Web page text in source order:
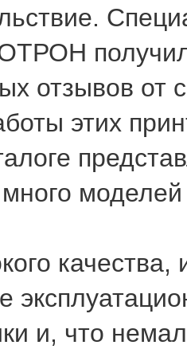
отзывов от
этих
качества,
и, что